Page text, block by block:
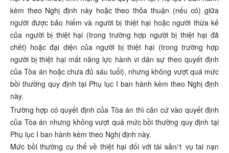
kèm theo Nghị định này hoặc theo thỏa thuận (nếu có) giữa
người được bảo hiểm và người bị thiệt hại hoặc người thừa kế
của người bị thiệt hại (trong trường hợp người bị thiệt hại đã
chết) hoặc đại diện của người bị thiệt hại (trong trường hợp
người bị thiệt hại mất năng lực hành vi dân sự theo quyết định
của Tòa án hoặc chưa đủ sáu tuổi), nhưng không vượt quá mức
bồi thường quy định tại Phụ lục I ban hành kèm theo Nghị định
này.
Trường hợp có quyết định của Tòa án thì căn cứ vào quyết định
của Tòa án nhưng không vượt quá mức bồi thường quy định tại
Phụ lục I ban hành kèm theo Nghị định này.
Mức bồi thường cụ thể về thiệt hại đối với tài sản/1 vụ tai nạn